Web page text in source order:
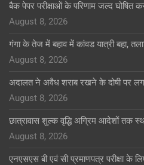
बैक पेपर परीक्षाओं के परिणाम जल्द घोषित
August 8, 2026
गंगा के तेज में बहाव में कांवड यात्री बहा,
August 8, 2026
अदालत ने अवैध शराब रखने के दोषी पर
August 8, 2026
छात्रावास शुल्क वृद्धि अग्रिम आदेशों तक
August 8, 2026
एनएसएस बी एवं सी प्रमाणपत्र परीक्षा के